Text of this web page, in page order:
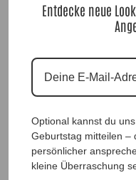
Ohrstecker
25,90€
Sofort für dich
Entdecke neue
Optional kannst du
Geburtstag mitteilen –
persönlicher
kleine Überraschung